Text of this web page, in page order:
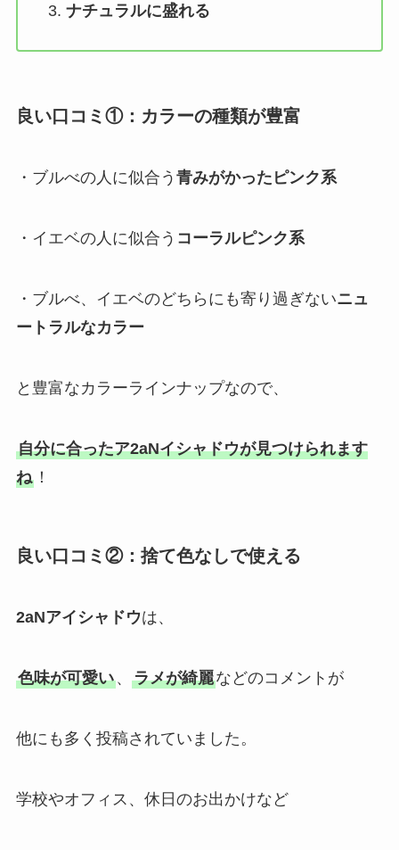
ナチュラルに盛れる
良い口コミ①：カラーの種類が豊富
・ブルべの人に似合う 青みがかったピンク系
・イエベの人に似合う コーラルピンク系
・ブルべ、イエベのどちらにも寄り過ぎないニュ
ートラルなカラー
と豊富なカラーラインナップなので、
自分に合ったア2aNイシャドウが見つけられます
ね！
良い口コミ②：捨て色なしで使える
2aNアイシャドウは、
色味が可愛い、 ラメが綺麗などのコメントが
他にも多く投稿されていました。
学校やオフィス、休日のお出かけなど